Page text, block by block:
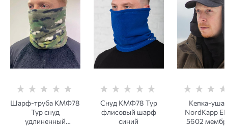
Шарф-труба КМФ78
Тур снуд
удлиненный
Снуд КМФ78 Тур
флисовый шарф
синий
Кепка-
NordKapp
5602